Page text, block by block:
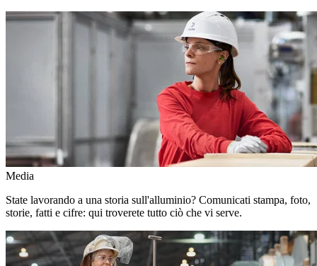
Media
State lavorando a una storia sull'alluminio? Comunicati stampa, foto,
storie, fatti e cifre: qui troverete tutto ciò che vi serve.